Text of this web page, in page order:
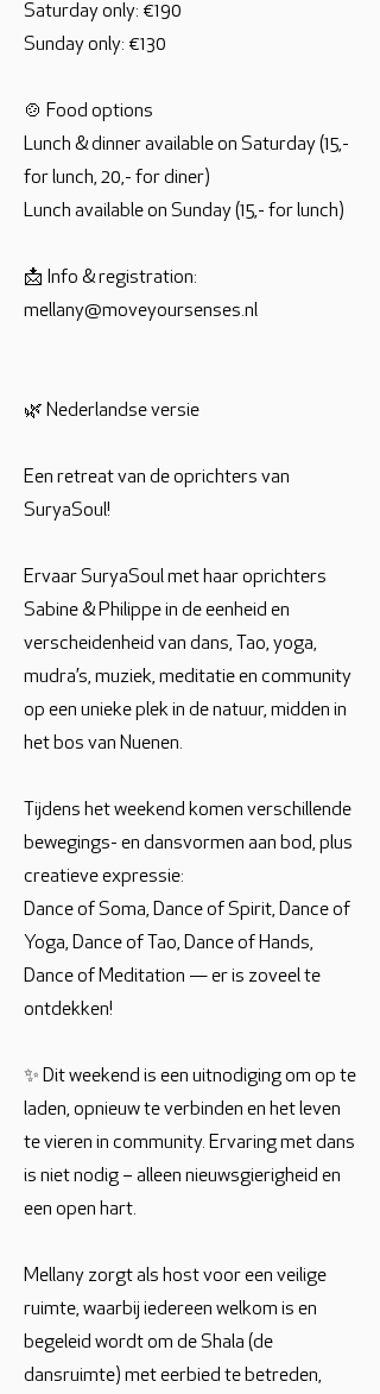
Saturday only: €190
Sunday only: €130
🍲 Food options
Lunch & dinner available on Saturday (15,-
for lunch, 20,- for diner)
Lunch available on Sunday (15,- for lunch)
📩 Info & registration:
mellany@moveyoursenses.nl
🌿 Nederlandse versie
Een retreat van de oprichters van
SuryaSoul!
Ervaar SuryaSoul met haar oprichters
Sabine & Philippe in de eenheid en
verscheidenheid van dans, Tao, yoga,
mudra’s, muziek, meditatie en community
op een unieke plek in de natuur, midden in
het bos van Nuenen.
Tijdens het weekend komen verschillende
bewegings- en dansvormen aan bod, plus
creatieve expressie:
Dance of Soma, Dance of Spirit, Dance of
Yoga, Dance of Tao, Dance of Hands,
Dance of Meditation — er is zoveel te
ontdekken!
✨ Dit weekend is een uitnodiging om op te
laden, opnieuw te verbinden en het leven
te vieren in community. Ervaring met dans
is niet nodig – alleen nieuwsgierigheid en
een open hart.
Mellany zorgt als host voor een veilige
ruimte, waarbij iedereen welkom is en
begeleid wordt om de Shala (de
dansruimte) met eerbied te betreden,